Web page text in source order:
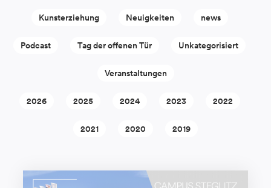
Kunsterziehung Neuigkeiten news
Podcast Tag der offenen Tür Unkategorisiert
Veranstaltungen
2026 2025 2024 2023 2022
2021 2020 2019